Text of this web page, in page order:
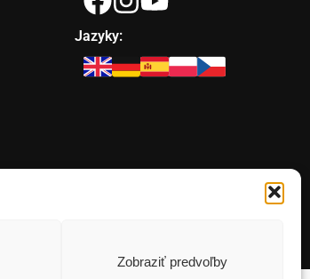
Zobraziť predvoľby
Jazyky: